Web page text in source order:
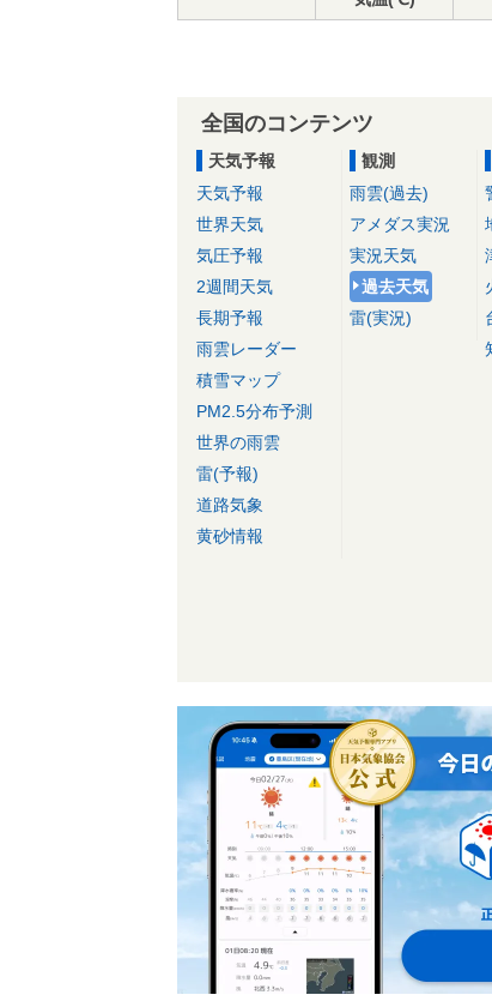
全国のコンテンツ
天気予報
天気予報
世界天気
気圧予報
2週間天気
長期予報
雨雲レーダー
積雪マップ
PM2.5分布予測
世界の雨雲
雷(予報)
道路気象
黄砂情報
観測
雨雲(過去)
アメダス実況
実況天気
過去天気
雷(実況)